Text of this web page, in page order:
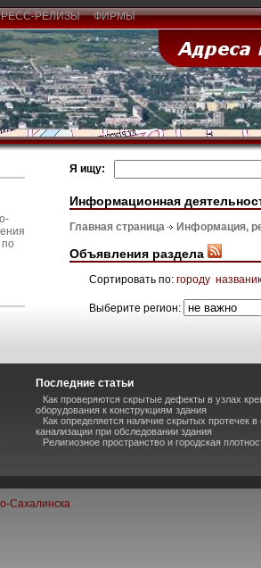
РЕЛИЗЫ ФИРМЫ
Я ищу:
Информационная
Главная страница Информация,
Объявления раздела
Сортировать по: городу
Выберите регион:
Последние статьи
Как проверяются скрытые дефекты в узлах
оборудования к конструкциям здания
Как определяется наличие скрытых протечек
канализации при обследовании здания
Религиозное пространство и городская
Сахалинска